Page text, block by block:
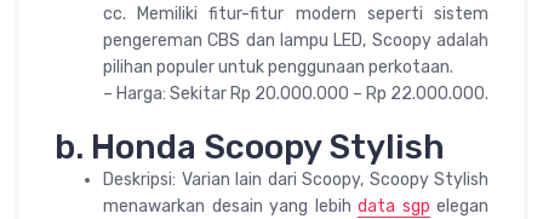
cc. Memiliki fitur-fitur modern seperti sistem
pengereman CBS dan lampu LED, Scoopy adalah
pilihan populer untuk penggunaan perkotaan.
– Harga: Sekitar Rp 20.000.000 – Rp 22.000.000.
b. Honda Scoopy Stylish
Deskripsi: Varian lain dari Scoopy, Scoopy Stylish
menawarkan desain yang lebih data sgp elegan